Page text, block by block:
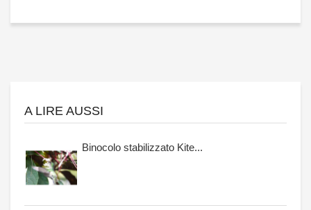
A LIRE AUSSI
Binocolo stabilizzato Kite...